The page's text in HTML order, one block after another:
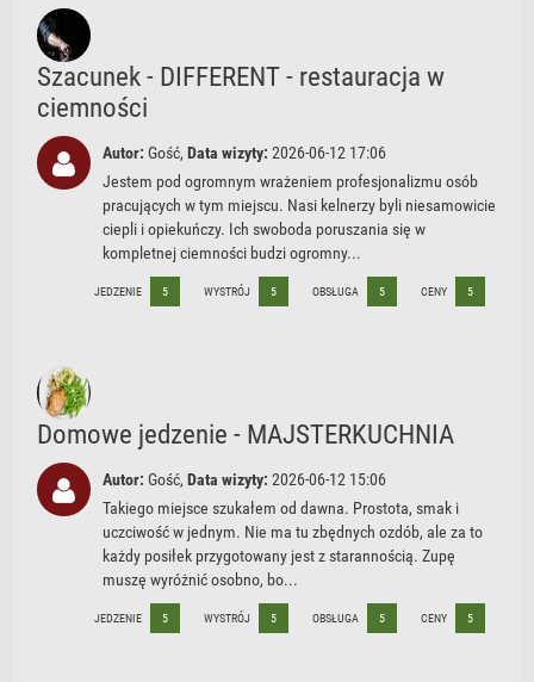
Szacunek - DIFFERENT - restauracja w
ciemności
Autor: Gość,Data wizyty: 2026-06-12 17:06
Jestem pod ogromnym wrażeniem profesjonalizmu osób
pracujących w tym miejscu. Nasi kelnerzy byli niesamowicie
ciepli i opiekuńczy. Ich swoboda poruszania się w
kompletnej ciemności budzi ogromny...
JEDZENIE 5 WYSTRÓJ 5 OBSŁUGA 5 CENY 5
Domowe jedzenie - MAJSTERKUCHNIA
Autor: Gość,Data wizyty: 2026-06-12 15:06
Takiego miejsce szukałem od dawna. Prostota, smak i
uczciwość w jednym. Nie ma tu zbędnych ozdób, ale za to
każdy posiłek przygotowany jest z starannością. Zupę
muszę wyróżnić osobno, bo...
JEDZENIE 5 WYSTRÓJ 5 OBSŁUGA 5 CENY 5